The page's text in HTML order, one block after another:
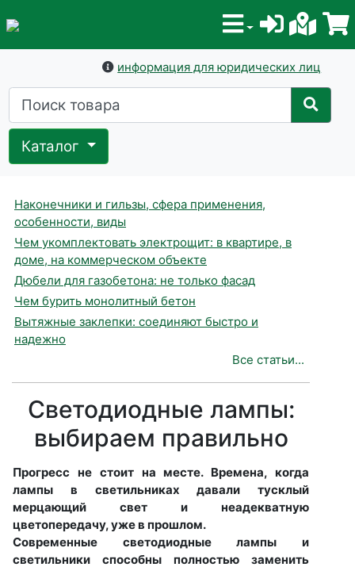
информация для юридических лиц
Каталог
Наконечники и гильзы, сфера применения,
особенности, виды
Чем укомплектовать электрощит: в квартире, в
доме, на коммерческом объекте
Дюбели для газобетона: не только фасад
Чем бурить монолитный бетон
Вытяжные заклепки: соединяют быстро и
надежно
Все статьи...
Светодиодные лампы:
выбираем правильно
Прогресс не стоит на месте. Времена, когда
лампы в светильниках давали тусклый
мерцающий свет и неадекватную
цветопередачу, уже в прошлом.
Современные светодиодные лампы и
светильники способны полностью заменить